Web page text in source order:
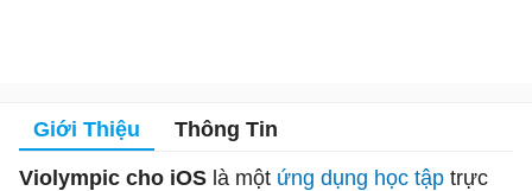
Giới Thiệu Thông Tin
Violympic cho iOS là một ứng dụng học tập trực